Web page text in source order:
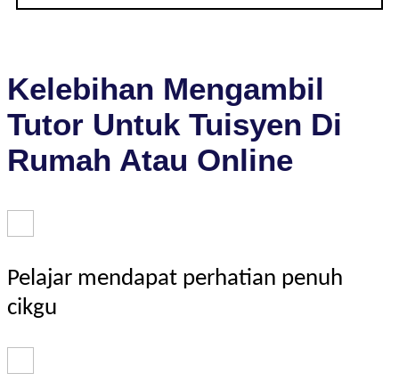
Kelebihan Mengambil
Tutor Untuk Tuisyen Di
Rumah Atau Online
Pelajar mendapat perhatian penuh
cikgu